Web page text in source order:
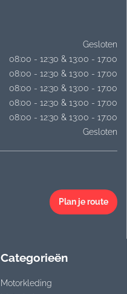
Gesloten
08:00 - 12:30 & 13:00 - 17:00
08:00 - 12:30 & 13:00 - 17:00
08:00 - 12:30 & 13:00 - 17:00
08:00 - 12:30 & 13:00 - 17:00
08:00 - 12:30 & 13:00 - 17:00
Gesloten
Plan je route
Categorieën
Motorkleding